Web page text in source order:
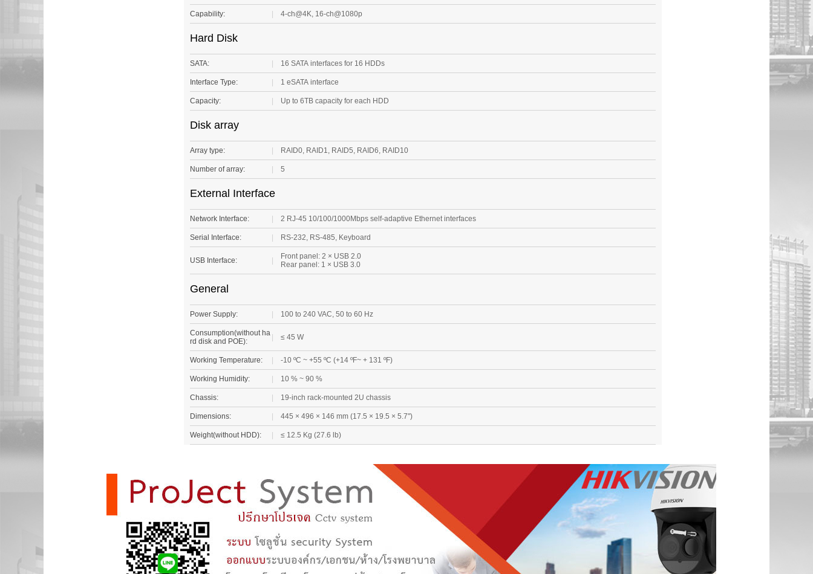
Capability: 4-ch@4K, 16-ch@1080p
Hard Disk
SATA: 16 SATA interfaces for 16 HDDs
Interface Type: 1 eSATA interface
Capacity: Up to 6TB capacity for each HDD
Disk array
Array type: RAID0, RAID1, RAID5, RAID6, RAID10
Number of array: 5
External Interface
Network Interface: 2 RJ-45 10/100/1000Mbps self-adaptive Ethernet interfaces
Serial Interface: RS-232, RS-485, Keyboard
USB Interface:
Front panel: 2 × USB 2.0
Rear panel: 1 × USB 3.0
General
Power Supply: 100 to 240 VAC, 50 to 60 Hz
Consumption(without ha
rd disk and POE):
≤ 45 W
Working Temperature: -10 ºC ~ +55 ºC (+14 ºF~ + 131 ºF)
Working Humidity: 10 % ~ 90 %
Chassis: 19-inch rack-mounted 2U chassis
Dimensions: 445 × 496 × 146 mm (17.5 × 19.5 × 5.7")
Weight(without HDD): ≤ 12.5 Kg (27.6 lb)